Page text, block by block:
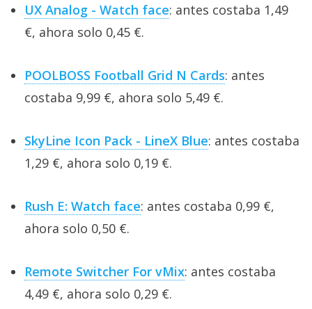
UX Analog - Watch face: antes costaba 1,49
€, ahora solo 0,45 €.
POOLBOSS Football Grid N Cards: antes
costaba 9,99 €, ahora solo 5,49 €.
SkyLine Icon Pack - LineX Blue: antes costaba
1,29 €, ahora solo 0,19 €.
Rush E: Watch face: antes costaba 0,99 €,
ahora solo 0,50 €.
Remote Switcher For vMix: antes costaba
4,49 €, ahora solo 0,29 €.